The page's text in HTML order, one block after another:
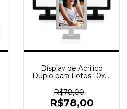
Display de Acrilico
Duplo para Fotos 10x15
R$78,00
R$78,00